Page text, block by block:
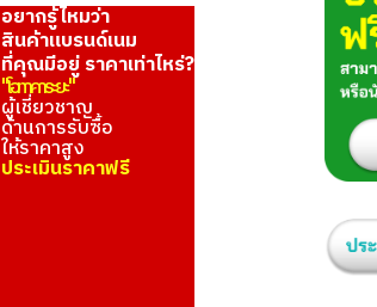
อยากรู้ไหมว่า
สินค้าแบรนด์เนม
ที่คุณมีอยู่ ราคาเท่าไหร่?
"โอทาคาระยะ"
ผู้เชี่ยวชาญ
ด้านการรับซื้อ
ให้ราคาสูง
ประเมินราคาฟรี